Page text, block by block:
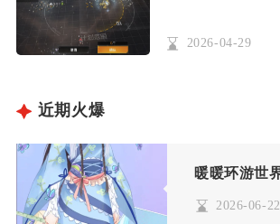
2026-04-29
近期火爆
2026-06-22